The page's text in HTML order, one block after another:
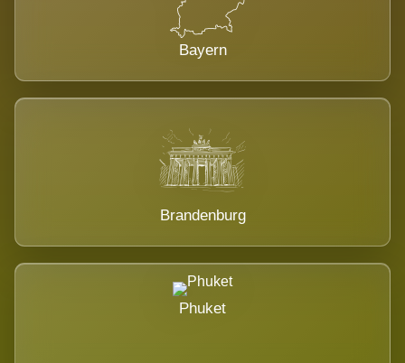
Bayern
Brandenburg
Phuket